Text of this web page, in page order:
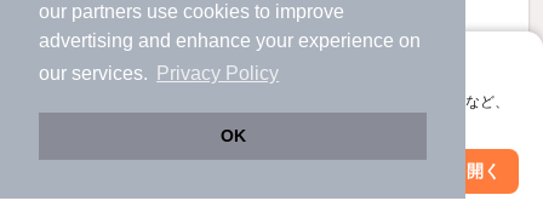
our partners use cookies to improve
advertising and enhance your experience on
our services.
Privacy Policy
OK
アプリに切り替えて、サクサクお部屋探し
会員登録なしですぐ使える。マップ検索やお気に入り保存など、
アプリを開く
絞り込み条件を変更